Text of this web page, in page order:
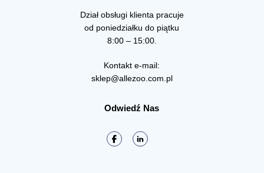
Dział obsługi klienta pracuje
od poniedziałku do piątku
8:00 – 15:00.
Kontakt e-mail:
sklep@allezoo.com.pl
Odwiedź Nas